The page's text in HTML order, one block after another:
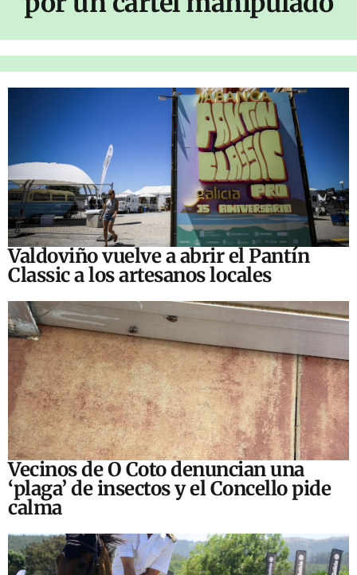
Valdoviño vuelve a abrir el Pantín
Classic a los artesanos locales
Vecinos de O Coto denuncian una
‘plaga’ de insectos y el Concello pide
calma